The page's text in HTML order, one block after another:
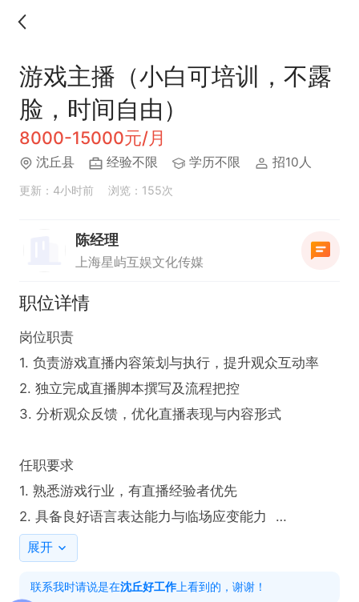
游戏主播（小白可培训，不露
脸，时间自由）
8000-15000元/月
沈丘县 经验不限 学历不限 招10人
更新：4小时前 浏览：155次
陈经理
上海星屿互娱文化传媒
职位详情
岗位职责
1. 负责游戏直播内容策划与执行，提升观众互动率
2. 独立完成直播脚本撰写及流程把控
3. 分析观众反馈，优化直播表现与内容形式
任职要求
1. 熟悉游戏行业，有直播经验者优先
2. 具备良好语言表达能力与临场应变能力
3. 熟悉主流游戏类型，能独立完成直播内容设计
工作时间
展开
联系我时请说是在沈丘好工作上看到的，谢谢！